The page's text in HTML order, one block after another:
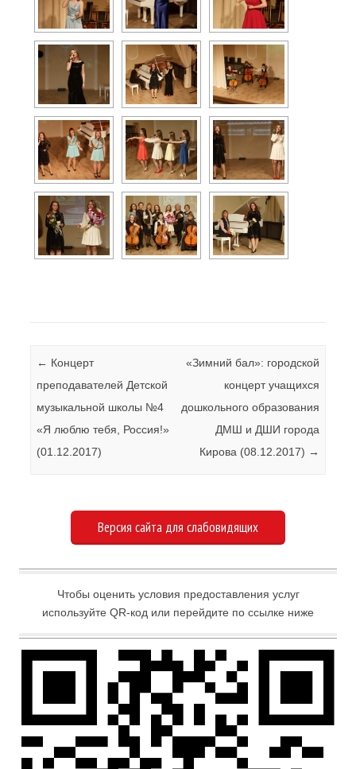
Навигация по записям
← Концерт
преподавателей Детской
музыкальной школы №4
«Я люблю тебя, Россия!»
(01.12.2017)
«Зимний бал»: городской
концерт учащихся
дошкольного образования
ДМШ и ДШИ города
Кирова (08.12.2017) →
Версия сайта для слабовидящих
Чтобы оценить условия предоставления услуг
используйте QR-код или перейдите по ссылке ниже